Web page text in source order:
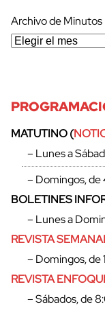
Archivo de Minutos
MATUTINO (
– Lunes a
– Domingos,
BOLETINES
– Lunes a
REVISTA
– Domingos,
REVISTA
– Sábados, de